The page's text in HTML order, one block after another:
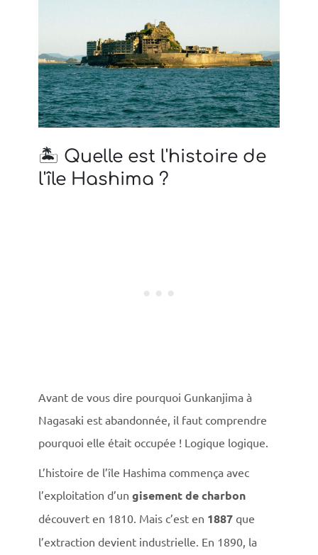
🏝️ Quelle est l'histoire de
l'île Hashima ?
Avant de vous dire pourquoi Gunkanjima à
Nagasaki est abandonnée, il faut comprendre
pourquoi elle était occupée ! Logique logique.
L’histoire de l’île Hashima commença avec
l’exploitation d’un gisement de charbon
découvert en 1810. Mais c’est en 1887que
l’extraction devient industrielle. En 1890, la